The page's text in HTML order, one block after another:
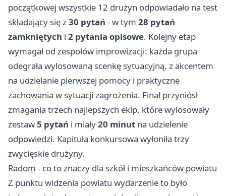
początkowej wszystkie 12 drużyn odpowiadało na test
składający się z30 pytań - w tym 28 pytań
zamkniętych i 2 pytania opisowe. Kolejny etap
wymagał od zespołów improwizacji: każda grupa
odegrała wylosowaną scenkę sytuacyjną, z akcentem
na udzielanie pierwszej pomocy i praktyczne
zachowania w sytuacji zagrożenia. Finał przyniósł
zmagania trzech najlepszych ekip, które wylosowały
zestaw5 pytań i miały20 minut na udzielenie
odpowiedzi. Kapituła konkursowa wyłoniła trzy
zwycięskie drużyny.
Radom - co to znaczy dla szkół i mieszkańców powiatu
Z punktu widzenia powiatu wydarzenie to było